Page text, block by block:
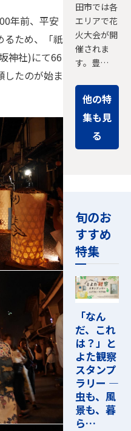
年前、平安
るため、「祇
神社)にて66
したのが始ま
田市では各
エリアで花
火大会が開
催されま
す。豊…
他の特
集も見
る
旬のお
すすめ
特集
「なん
だ、これ
は？」と
よた観察
スタンプ
ラリー ―
虫も、風
景も、暮
ら…